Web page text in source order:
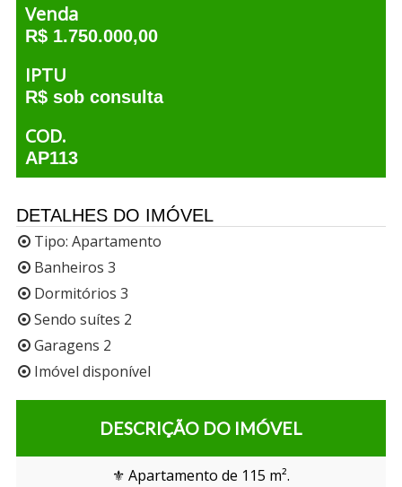
Venda
R$ 1.750.000,00
IPTU
R$ sob consulta
COD.
AP113
DETALHES DO IMÓVEL
Tipo: Apartamento
Banheiros 3
Dormitórios 3
Sendo suítes 2
Garagens 2
Imóvel disponível
DESCRIÇÃO DO IMÓVEL
⚜️ Apartamento de 115 m².